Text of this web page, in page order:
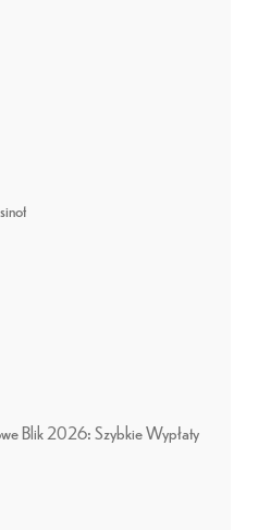
Blik 2026: Szybkie Wypłaty